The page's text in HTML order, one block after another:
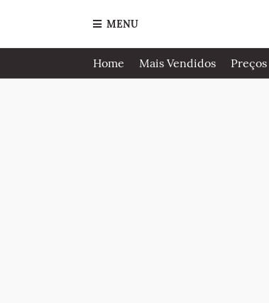
MENU
Home Mais Vendidos Preços